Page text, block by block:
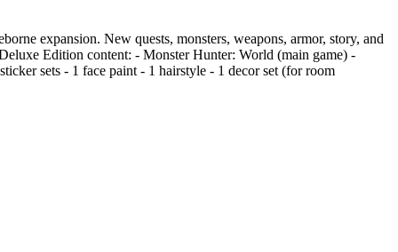
expansion. New quests, monsters, weapons, armor, story, and
Edition content: - Monster Hunter: World (main game) -
sets - 1 face paint - 1 hairstyle - 1 decor set (for room